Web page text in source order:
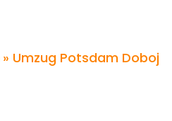
» Umzug Potsdam Doboj